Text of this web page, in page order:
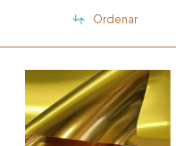
Ordenar